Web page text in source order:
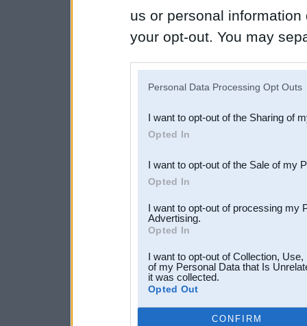
us or personal
your opt-out. You may
Downstream Participants
third parties.
Personal Data Processing Opt Outs
I want to opt-out of the Sharing of
Opted In
I want to opt-out of the Sale of my
Opted In
I want to opt-out of processing my
Advertising.
Opted In
I want to opt-out of Collection,
of my Personal Data that Is
it was collected.
Opted Out
CONFIRM